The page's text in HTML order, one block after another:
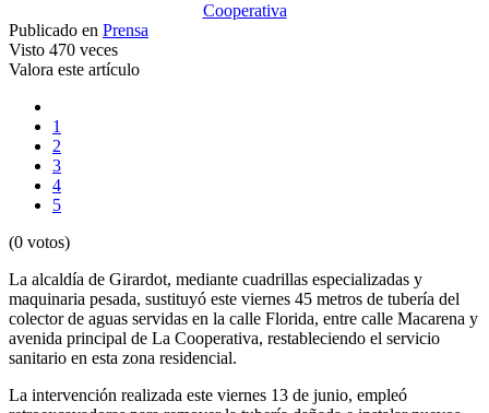
Publicado en Prensa
Visto 470 veces
Valora este artículo
1
2
3
4
5
(0 votos)
La alcaldía de Girardot, mediante cuadrillas especializadas y
maquinaria pesada, sustituyó este viernes 45 metros de tubería del
colector de aguas servidas en la calle Florida, entre calle Macarena y
avenida principal de La Cooperativa, restableciendo el servicio
sanitario en esta zona residencial.
La intervención realizada este viernes 13 de junio, empleó